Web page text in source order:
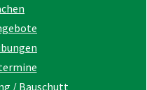
/ Bauschutt